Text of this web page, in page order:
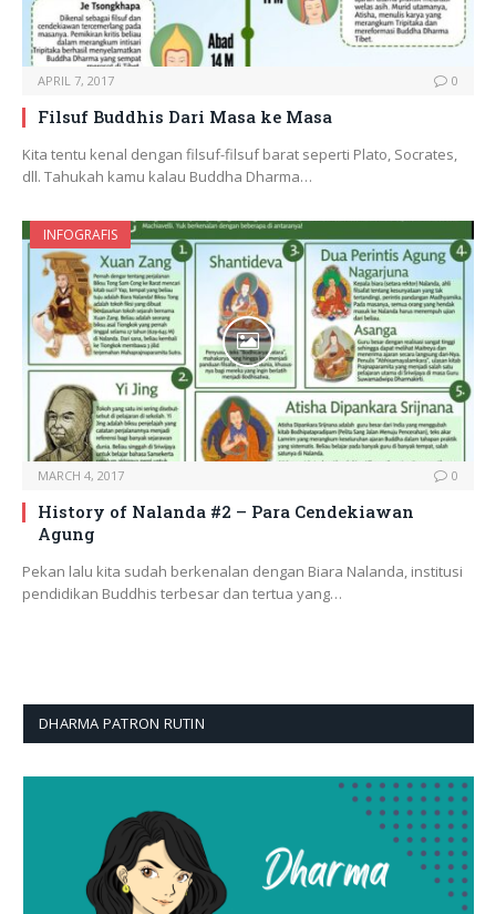
APRIL 7, 2017 0
Filsuf Buddhis Dari Masa ke Masa
Kita tentu kenal dengan filsuf-filsuf barat seperti Plato, Socrates,
dll. Tahukah kamu kalau Buddha Dharma…
INFOGRAFIS
MARCH 4, 2017 0
History of Nalanda #2 – Para Cendekiawan
Agung
Pekan lalu kita sudah berkenalan dengan Biara Nalanda, institusi
pendidikan Buddhis terbesar dan tertua yang…
DHARMA PATRON RUTIN